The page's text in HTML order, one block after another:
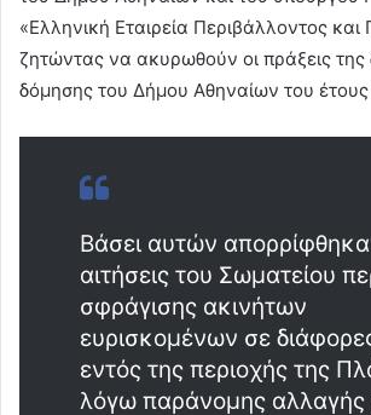
«Ελληνική Εταιρεία Περιβάλλοντος και
ζητώντας να ακυρωθούν οι πράξεις της
δόμησης του Δήμου Αθηναίων του
Βάσει αυτών
αιτήσεις του Σωματείου
σφράγισης ακινήτων
ευρισκομένων σε
εντός της περιοχής της
λόγω παράνομης αλλαγής